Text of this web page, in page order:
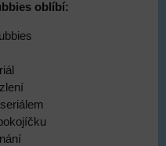
oblíbí: